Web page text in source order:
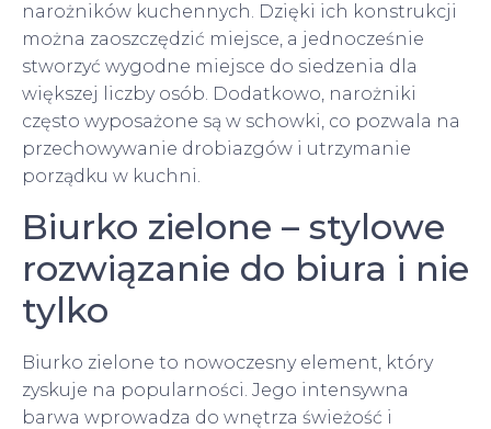
narożników kuchennych. Dzięki ich konstrukcji
można zaoszczędzić miejsce, a jednocześnie
stworzyć wygodne miejsce do siedzenia dla
większej liczby osób. Dodatkowo, narożniki
często wyposażone są w schowki, co pozwala na
przechowywanie drobiazgów i utrzymanie
porządku w kuchni.
Biurko zielone – stylowe
rozwiązanie do biura i nie
tylko
Biurko zielone to nowoczesny element, który
zyskuje na popularności. Jego intensywna
barwa wprowadza do wnętrza świeżość i